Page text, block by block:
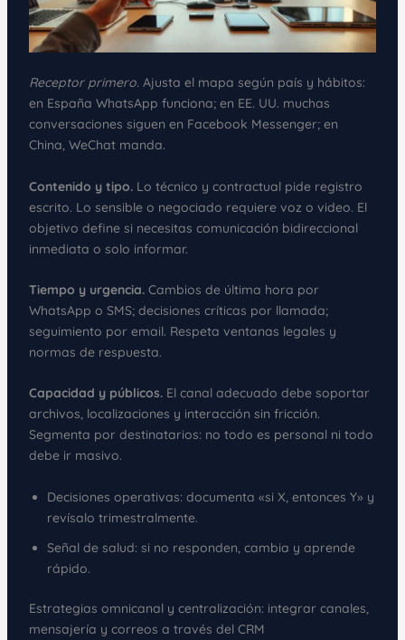
Receptor primero. Ajusta el mapa según país y hábitos:
en España WhatsApp funciona; en EE. UU. muchas
conversaciones siguen en Facebook Messenger; en
China, WeChat manda.
Contenido y tipo.Lo técnico y contractual pide registro
escrito. Lo sensible o negociado requiere voz o video. El
objetivo define si necesitas comunicación bidireccional
inmediata o solo informar.
Tiempo y urgencia.Cambios de última hora por
WhatsApp o SMS; decisiones críticas por llamada;
seguimiento por email. Respeta ventanas legales y
normas de respuesta.
Capacidad y públicos.El canal adecuado debe soportar
archivos, localizaciones y interacción sin fricción.
Segmenta por destinatarios: no todo es personal ni todo
debe ir masivo.
Decisiones operativas: documenta «si X, entonces Y» y
revísalo trimestralmente.
Señal de salud: si no responden, cambia y aprende
rápido.
Estrategias omnicanal y centralización: integrar canales,
mensajería y correos a través del CRM